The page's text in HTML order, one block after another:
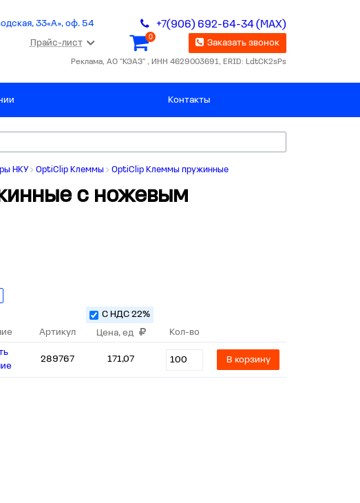
33«А», оф. 54 +7(906) 692-64-34 (MAX)
Прайс-лист
0
Заказать звонок
Реклама, АО "КЭАЗ" , ИНН 4629003691, ERID: LdtCK2sPs
Контакты
НКУ OptiClip Клеммы OptiClip Клеммы пружинные
с ножевым
Артикул Цена, ед
С НДС 22%
Кол-во
289767 171,07 В корзину